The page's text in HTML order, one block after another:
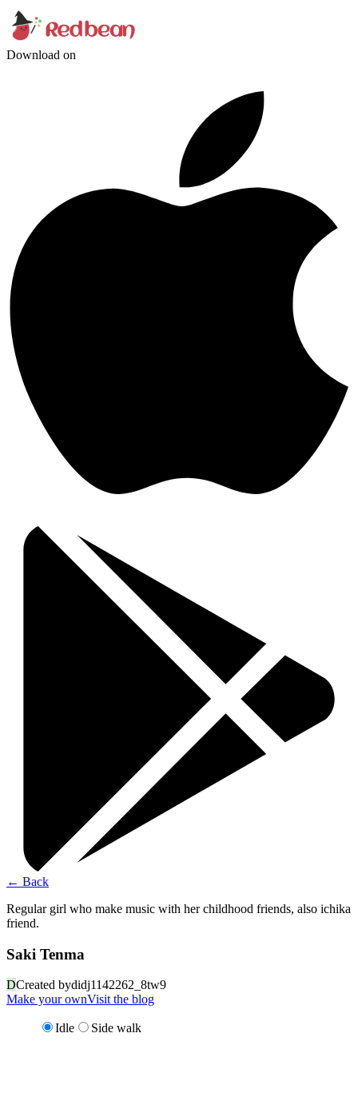
Download on
← Back
Regular girl who make music with her childhood friends, also ichika
friend.
Saki Tenma
DCreated bydidj1142262_8tw9
Make your ownVisit the blog
Idle Side walk